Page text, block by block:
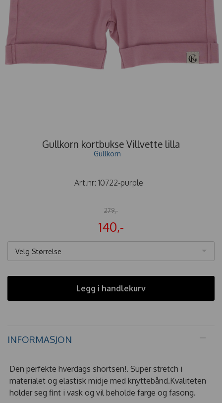
Gullkorn kortbukse Villvette lilla
Gullkorn
Art.nr: 10722-purple
279,-
140,-
Velg Størrelse
Legg i handlekurv
INFORMASJON
Den perfekte hverdags shortsen!. Super stretch i
materialet og elastisk midje med knyttebånd.Kvaliteten
holder seg fint i vask og vil beholde farge og fasong.